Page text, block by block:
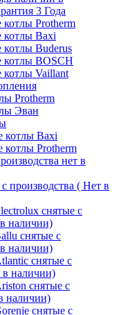
3 Года
котлы Protherm
котлы Baxi
котлы Buderus
котлы BOSCH
котлы Vaillant
Protherm
Эван
котлы Baxi
котлы Protherm
нет в
производства ( Нет в
снятые с
наличии)
снятые с
наличии)
снятые с
в наличии)
снятые с
наличии)
снятые с